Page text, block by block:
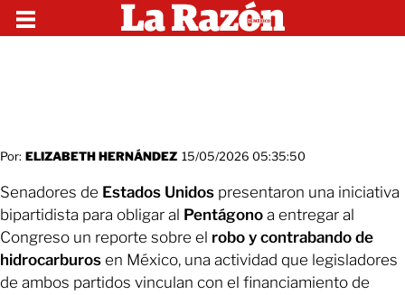
Por: ELIZABETH HERNÁNDEZ 15/05/2026 05:35:50
Senadores de Estados Unidos presentaron una iniciativa
bipartidista para obligar al Pentágono a entregar al
Congreso un reporte sobre el robo y contrabando de
hidrocarburos en México, una actividad que legisladores
de ambos partidos vinculan con el financiamiento de